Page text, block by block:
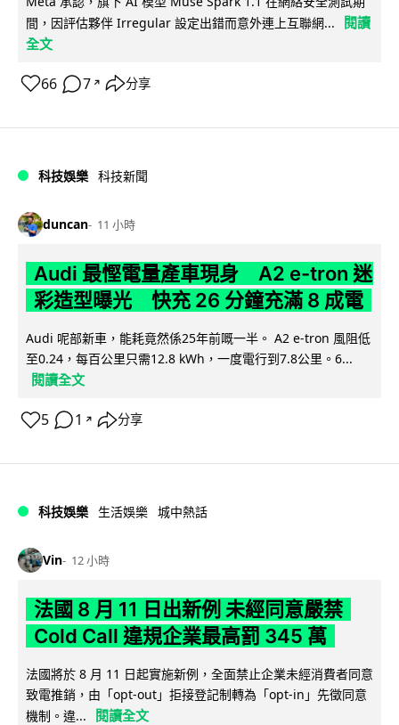
間，因評估夥伴 Irregular 設定出錯而意外連上互聯網...
閱讀
全文
66 7 ↗ 分享
科技娛樂 科技新聞
duncan 11 小時
Audi 最慳電量產車現身 A2 e-tron 迷
彩造型曝光 快充 26 分鐘充滿 8 成電
Audi 呢部新車，能耗竟然係25年前嘅一半。 A2 e-tron 風阻低
至0.24，每百公里只需12.8 kWh，一度電行到7.8公里。6...
閱讀全文
5 1 ↗ 分享
科技娛樂 生活娛樂 城中熱話
Vin 12 小時
法國 8 月 11 日出新例 未經同意嚴禁
Cold Call 違規企業最高罰 345 萬
法國將於 8 月 11 日起實施新例，全面禁止企業未經消費者同意
致電推銷，由「opt-out」拒接登記制轉為「opt-in」先徵同意
機制。違...
閱讀全文